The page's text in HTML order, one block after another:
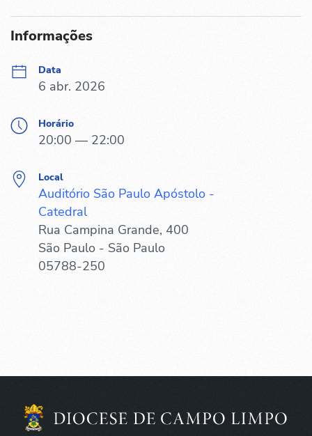
Informações
Data
6 abr. 2026
Horário
20:00 — 22:00
Local
Auditório São Paulo Apóstolo -
Catedral
Rua Campina Grande, 400
São Paulo - São Paulo
05788-250